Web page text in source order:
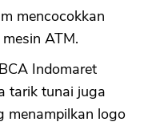
mencocokkan
ATM.
Indomaret
tarik tunai juga
menampilkan logo